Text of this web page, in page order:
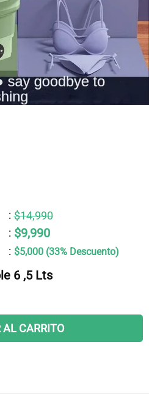
: $14,990
: $9,990
: $5,000 (33% Descuento)
6 ,5 Lts
CARRITO